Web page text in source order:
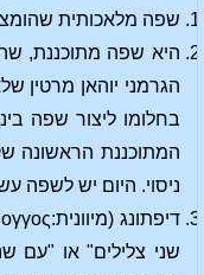
שפה מלאכותית
הגרמני יוהאן מרטין
בחלומו ליצור שפה
המתוכננת הראשונה
ניסוי. היום יש לשפה
שני צלילים" או "עם